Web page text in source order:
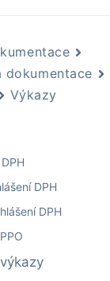
dokumentace
Výkazy
DPH
DPH